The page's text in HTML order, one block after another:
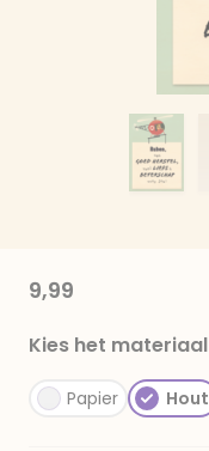
9,99
Kies het materiaal
Papier Hout